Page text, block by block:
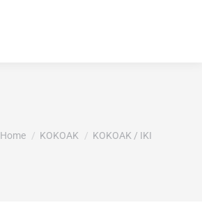
You are here:
Home KOKOAK KOKOAK / IKI